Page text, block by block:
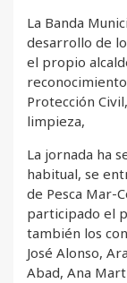
La Banda
desarrollo de
el propio
Protección
limpieza,
La jornada ha
habitual, se
de Pesca Mar-
participado el
también los
José Alonso,
Abad, Ana